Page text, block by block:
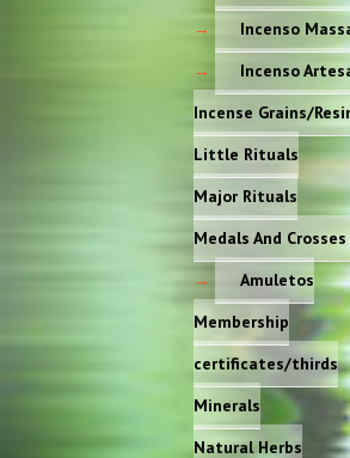
Incenso
Incenso
Incense Grains/
Little Rituals
Major Rituals
Medals And
Amuletos
Membership
certificates/thirds
Minerals
Natural Herbs